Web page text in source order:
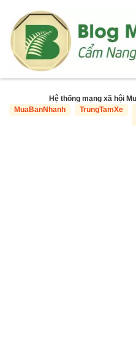
Hệ thống mạng xã hội
MuaBanNhanh
TrungTamXe